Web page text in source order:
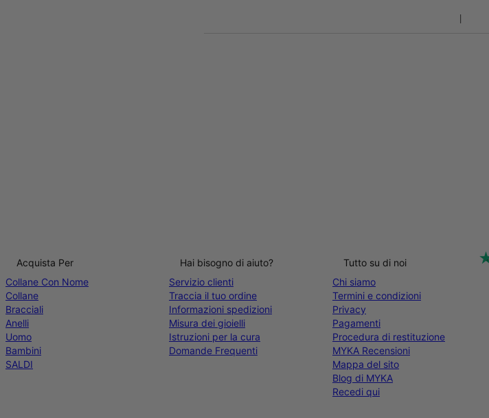
Acquista Per
Collane Con Nome
Collane
Bracciali
Anelli
Uomo
Bambini
SALDI
Hai bisogno di aiuto?
Servizio clienti
Traccia il tuo ordine
Informazioni spedizioni
Misura dei gioielli
Istruzioni per la cura
Domande Frequenti
Tutto su di noi
Chi siamo
Termini e condizioni
Privacy
Pagamenti
Procedura di restituzione
MYKA Recensioni
Mappa del sito
Blog di MYKA
Recedi qui